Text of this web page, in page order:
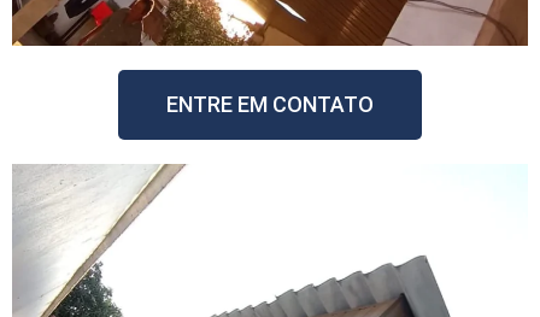
ENTRE EM CONTATO